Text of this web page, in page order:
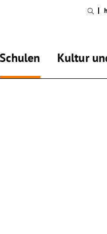
Schulen Kultur